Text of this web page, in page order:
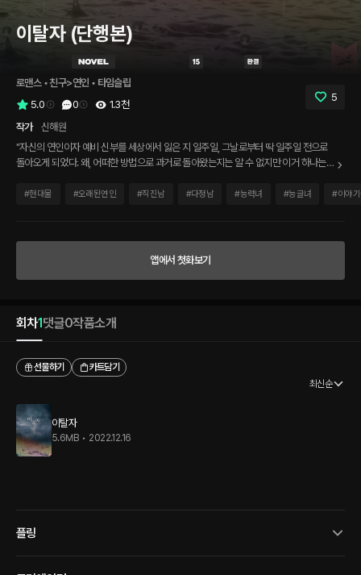
이탈자 (단행본)
로맨스 • 친구>연인 • 타임슬립
5.0
0 1.3천
5
작가
신해원
"자신의 연인이자 예비 신부를 세상에서 잃은 지 일주일, 그날로부터 딱 일주일 전으로
돌아오게 되었다. 왜, 어떠한 방법으로 과거로 돌아왔는지는 알 수 없지만 이거 하나는
게 보내지 않을 거야.” 그녀를 잃었다는 무력감, 그리고 과거로 왔다는 기묘함 등 혼란스
시 22분. 은서가 사고를 당하게 될 그날의 새벽. 운명의 길을 벗어난 이탈자는 또 다른
세계의 끝으로 걸어갈 수 있을 것인가. “같은 실수를 반복하지 않을 거야. 정말로……. 이
#현대물 #오래된연인 #직진남 #다정남 #능력녀 #능글녀 #이야
앱에서 첫화보기
회차1댓글0작품소개
선물하기
카트담기
최신순
이탈자
5.6MB • 2022.12.16
플링